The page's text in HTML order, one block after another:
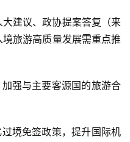
建议、政协提案答复（来
旅游高质量发展需重点推
强与主要客源国的旅游合
境免签政策，提升国际机